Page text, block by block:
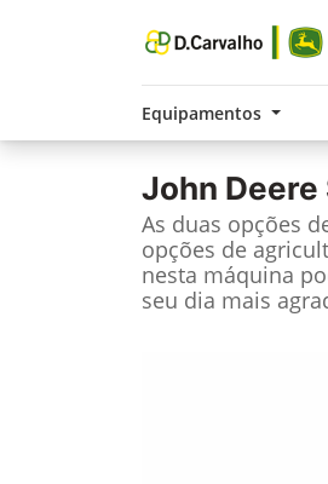
Equipamentos
John Deere
As duas opções
opções de
nesta máquina
seu dia mais